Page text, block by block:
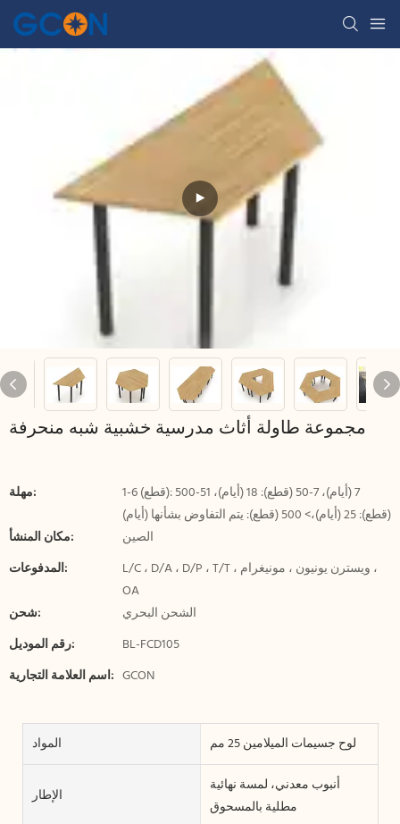
مجموعة طاولة أثاث مدرسية خشبية شبه منحرفة
مهلة:
1-6 (قطع): 7 (أيام)، 7-50 (قطع): 18 (أيام)، 51-500
(قطع): 25 (أيام)،> 500 (قطع): يتم التفاوض بشأنها (أيام)
مكان المنشأ:
الصين
المدفوعات:
L/C ، D/A ، D/P ، T/T ، ويسترن يونيون ، مونيغرام ،
OA
شحن:
الشحن البحري
رقم الموديل:
BL-FCD105
اسم العلامة التجارية: GCON
المواد لوح جسيمات الميلامين 25 مم
الإطار
أنبوب معدني، لمسة نهائية
مطلية بالمسحوق